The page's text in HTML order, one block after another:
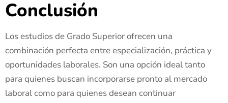
Conclusión
Los estudios de Grado Superior ofrecen una
combinación perfecta entre especialización, práctica y
oportunidades laborales. Son una opción ideal tanto
para quienes buscan incorporarse pronto al mercado
laboral como para quienes desean continuar